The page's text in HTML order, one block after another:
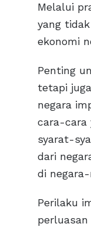
Melalui
yang
ekonomi
Penting
tetapi
negara
cara-cara
syarat-
dari
di negara-
Perilaku